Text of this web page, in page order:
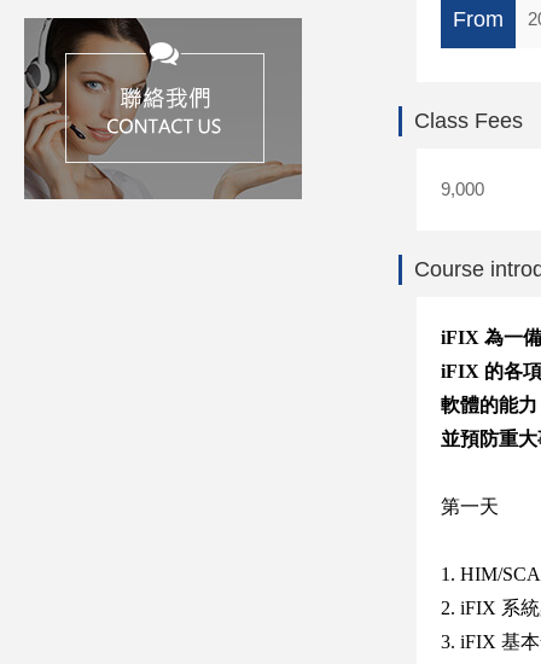
From
Class Fees
9,000
Course
iFIX 為一
iFIX 的各
軟體的能
並預防重
第一天
1. HIM/
2. iFIX 系
3. iFIX 基